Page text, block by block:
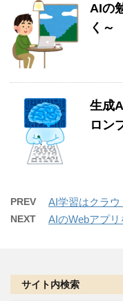
AIの
く～
生成
ロン
PREV AI学習はクラ
NEXT AIのWebアプリ
サイト内検索